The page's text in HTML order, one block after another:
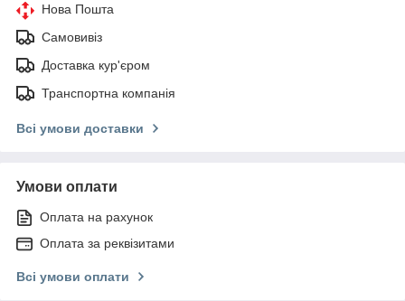
Нова Пошта
Самовивіз
Доставка кур'єром
Транспортна компанія
Всі умови доставки
Умови оплати
Оплата на рахунок
Оплата за реквізитами
Всі умови оплати